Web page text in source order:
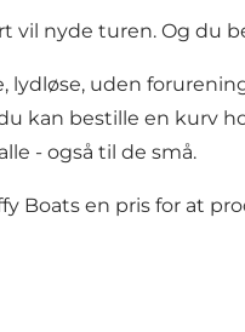
vil nyde turen. Og du
uden
bestille en kurv
- også til de små.
Boats en pris for at